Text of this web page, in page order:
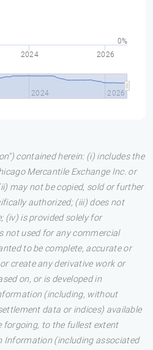
2024 2026
2024 2026
0%
contained herein: (i) includes the
Mercantile Exchange Inc. or
may not be copied, sold or further
authorized; (iii) does not
(iv) is provided solely for
not used for any commercial
to be complete, accurate or
create any derivative work or
on, or is developed in
(including, without
data or indices) available
forgoing, to the fullest extent
Information (including associated